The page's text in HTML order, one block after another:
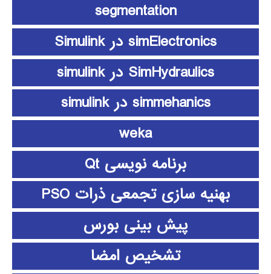
segmentation
simElectronics در Simulink
SimHydraulics در simulink
simmehanics در simulink
weka
برنامه نویسی Qt
بهنیه سازی تجمعی ذرات PSO
پیش بینی بورس
تشخیص امضا